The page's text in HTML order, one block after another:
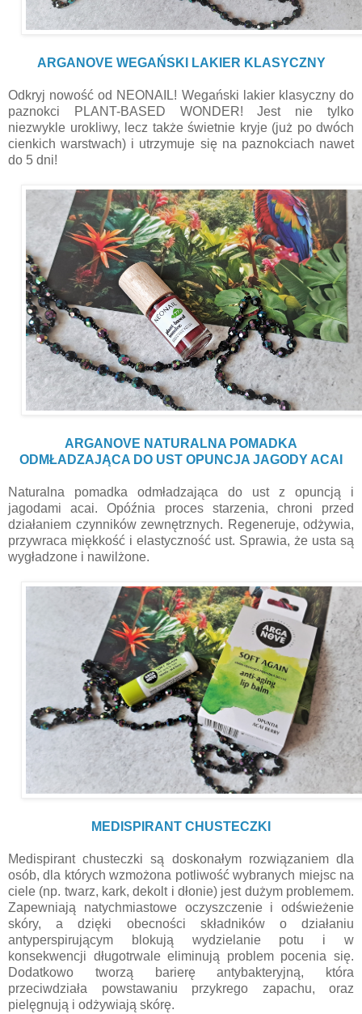
ARGANOVE WEGAŃSKI LAKIER KLASYCZNY
Odkryj nowość od NEONAIL! Wegański lakier klasyczny do
paznokci PLANT-BASED WONDER! Jest nie tylko
niezwykle urokliwy, lecz także świetnie kryje (już po dwóch
cienkich warstwach) i utrzymuje się na paznokciach nawet
do 5 dni!
ARGANOVE NATURALNA POMADKA
ODMŁADZAJĄCA DO UST OPUNCJA JAGODY ACAI
Naturalna pomadka odmładzająca do ust z opuncją i
jagodami acai. Opóźnia proces starzenia, chroni przed
działaniem czynników zewnętrznych. Regeneruje, odżywia,
przywraca miękkość i elastyczność ust. Sprawia, że usta są
wygładzone i nawilżone.
MEDISPIRANT CHUSTECZKI
Medispirant chusteczki są doskonałym rozwiązaniem dla
osób, dla których wzmożona potliwość wybranych miejsc na
ciele (np. twarz, kark, dekolt i dłonie) jest dużym problemem.
Zapewniają natychmiastowe oczyszczenie i odświeżenie
skóry, a dzięki obecności składników o działaniu
antyperspirującym blokują wydzielanie potu i w
konsekwencji długotrwale eliminują problem pocenia się.
Dodatkowo tworzą barierę antybakteryjną, która
przeciwdziała powstawaniu przykrego zapachu, oraz
pielęgnują i odżywiają skórę.